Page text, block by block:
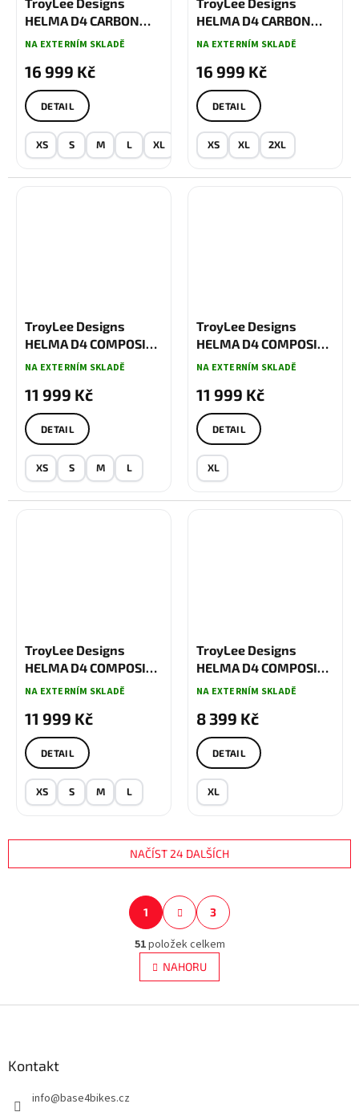
HELMA D4 CARBON
MIPS OVERSPRAY
NA EXTERNÍM SKLADĚ
16 999 Kč
DETAIL
XS S M L XL
HELMA D4 CARBON
STEALTH BLACK
NA EXTERNÍM SKLADĚ
16 999 Kč
DETAIL
XS XL 2XL
TroyLee Designs
HELMA D4 COMPOSITE
MIPS CREST REAL TEAL
NA EXTERNÍM SKLADĚ
11 999 Kč
DETAIL
XS S M L
TroyLee Designs
HELMA D4 COMPOSITE
MIPS EVER TARMAC
NA EXTERNÍM SKLADĚ
11 999 Kč
DETAIL
XL
TroyLee Designs
HELMA D4 COMPOSITE
MIPS LINED UP WHITE
NA EXTERNÍM SKLADĚ
11 999 Kč
DETAIL
XS S M L
TroyLee Designs
HELMA D4 COMPOSITE
MIPS MATRIX CAMO
NA EXTERNÍM SKLADĚ
8 399 Kč
DETAIL
XL
O
v
l
á
d
c
NAČÍST 24 DALŠÍCH
S
t
r
á
n
k
o
á
1 3
51položek celkem
NAHORU
Kontakt
info@base4bikes.cz